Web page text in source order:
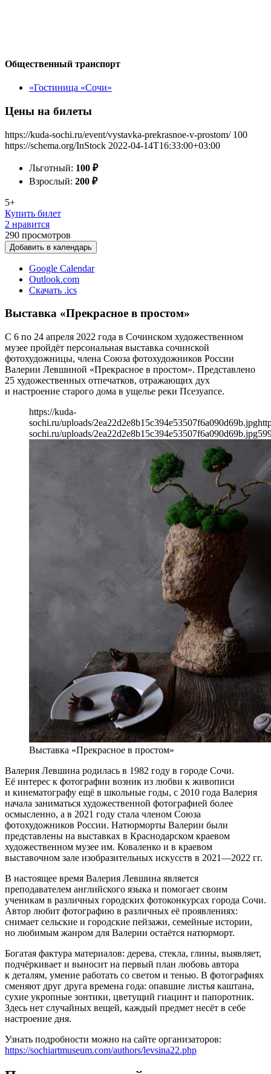
Общественный транспорт
«Гостиница «Сочи»
Цены на билеты
https://kuda-sochi.ru/event/vystavka-prekrasnoe-v-prostom/ 100
https://schema.org/InStock 2022-04-14T16:33:00+03:00
Льготный: 100 ₽
Взрослый: 200 ₽
5+
Купить билет
2 нравится
290 просмотров
Добавить в календарь
Google Calendar
Outlook.com
Скачать .ics
Выставка «Прекрасное в простом»
С 6 по 24 апреля 2022 года в Сочинском художественном
музее пройдёт персональная выставка сочинской
фотохудожницы, члена Союза фотохудожников России
Валерии Левшиной «Прекрасное в простом». Представлено
25 художественных отпечатков, отражающих дух
и настроение старого дома в ущелье реки Псезуапсе.
https://kuda-
sochi.ru/uploads/2ea22d2e8b15c394e53507f6a090d69b.jpg
sochi.ru/uploads/2ea22d2e8b15c394e53507f6a090d69b.jpg
Выставка «Прекрасное в простом»
Валерия Левшина родилась в 1982 году в городе Сочи.
Её интерес к фотографии возник из любви к живописи
и кинематографу ещё в школьные годы, с 2010 года Валерия
начала заниматься художественной фотографией более
осмысленно, а в 2021 году стала членом Союза
фотохудожников России. Натюрморты Валерии были
представлены на выставках в Краснодарском краевом
художественном музее им. Коваленко и в краевом
выставочном зале изобразительных искусств в 2021—2022 гг.
В настоящее время Валерия Левшина является
преподавателем английского языка и помогает своим
ученикам в различных городских фотоконкурсах города Сочи.
Автор любит фотографию в различных её проявлениях:
снимает сельские и городские пейзажи, семейные истории,
но любимым жанром для Валерии остаётся натюрморт.
Богатая фактура материалов: дерева, стекла, глины, выявляет,
подчёркивает и выносит на первый план любовь автора
к деталям, умение работать со светом и тенью. В фотографиях
сменяют друг друга времена года: опавшие листья каштана,
сухие укропные зонтики, цветущий гиацинт и папоротник.
Здесь нет случайных вещей, каждый предмет несёт в себе
настроение дня.
Узнать подробности можно на сайте организаторов:
https://sochiartmuseum.com/authors/levsina22.php